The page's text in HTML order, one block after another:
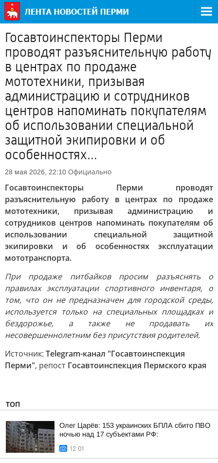
Госавтоинспекторы Перми
проводят разъяснительную работу
в центрах по продаже
мототехники, призывая
администрацию и сотрудников
центров напоминать покупателям
об использовании специальной
защитной экипировки и об
особенностях...
28 мая 2026, 22:10 Официально
Госавтоинспекторы Перми проводят
разъяснительную работу в центрах по продаже
мототехники, призывая администрацию и
сотрудников центров напоминать покупателям об
использовании специальной защитной
экипировки и об особенностях эксплуатации
мототранспорта.
При продаже питбайков просим разъяснять о
правилах эксплуатации спортивного инвентаря, о
том, что он не предназначен для городской среды,
используется только на специальных площадках и
бездорожье, а также не продавать их
несовершеннолетним без присутствия родителей.
Источник: Telegram-канал "Госавтоинспекция
Перми", репост Госавтоинспекция Пермского края
ТОП
Олег Царёв: 153 украинских БПЛА сбито ПВО
ночью над 17 субъектами РФ:
12:01